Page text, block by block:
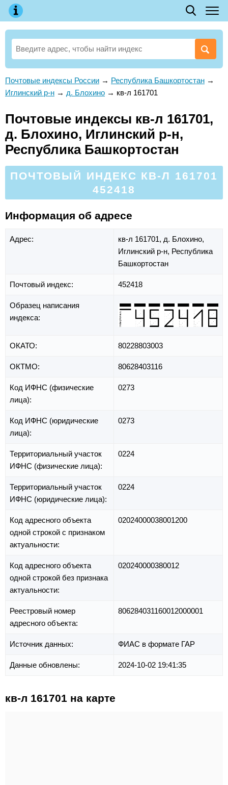
Почтовые индексы России → Республика Башкортостан →
Иглинский р-н → д. Блохино → кв-л 161701
Почтовые индексы кв-л 161701,
д. Блохино, Иглинский р-н,
Республика Башкортостан
ПОЧТОВЫЙ ИНДЕКС КВ-Л 161701
452418
Информация об адресе
Адрес: кв-л 161701, д. Блохино,
Иглинский р-н, Республика
Башкортостан
Почтовый индекс: 452418
Образец написания
индекса:
ОКАТО: 80228803003
ОКТМО: 80628403116
Код ИФНС (физические
лица):
0273
Код ИФНС (юридические
лица):
0273
Территориальный участок
ИФНС (физические лица):
0224
Территориальный участок
ИФНС (юридические лица):
0224
Код адресного объекта
одной строкой с признаком
актуальности:
02024000038001200
Код адресного объекта
одной строкой без признака
актуальности:
020240000380012
Реестровый номер
адресного объекта:
806284031160012000001
Источник данных: ФИАС в формате ГАР
Данные обновлены: 2024-10-02 19:41:35
кв-л 161701 на карте